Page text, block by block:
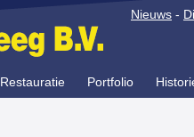
Nieuws -
Restauratie Portfolio